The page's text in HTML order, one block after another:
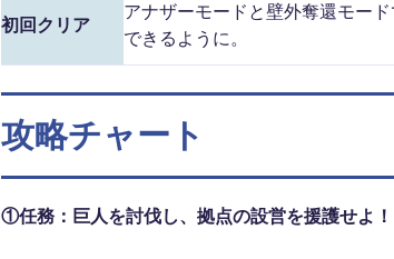
初回クリア
アナザーモードと壁外奪還モー
できるように。
攻略チャート
①任務：巨人を討伐し、拠点の設営を援護せよ！